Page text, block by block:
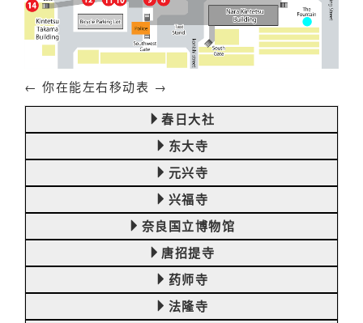
← 你在能左右移动表 →
春日大社
东大寺
元兴寺
兴福寺
奈良国立博物馆
唐招提寺
药师寺
法隆寺